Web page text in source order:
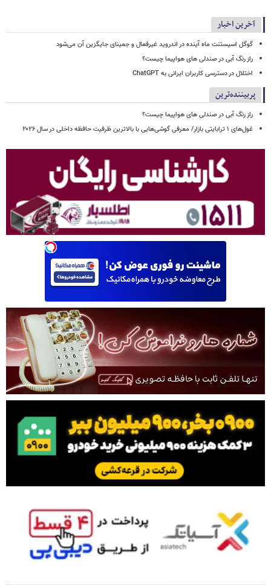
آخرین اخبار
گوگل اسیستنت ماه آینده در اندروید غیرفعال و جمینای جایگزین آن می‌شود
راز رنگ آبی در صندلی های هواپیما چیست؟
اختلال در دسترسی کاربران ایرانی به ChatGPT
پربیننده‌ترین
راز رنگ آبی در صندلی های هواپیما چیست؟
غول‌های ۱ ترابایتی بازار/ معرفی گوشی‌هایی با بالاترین ظرفیت حافظه داخلی در سال ۲۰۲۶